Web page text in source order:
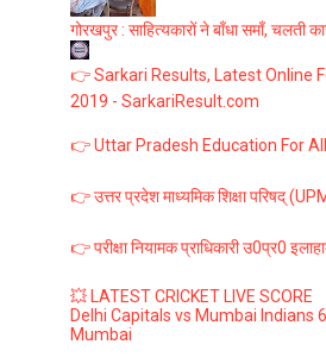
गोरखपुर : साहित्यकारों ने बाँधा समाँ, चलती
👉 Sarkari Results, Latest Online
2019 - SarkariResult.com
👉 Uttar Pradesh Education For All
👉 उत्तर प्रदेश माध्यमिक शिक्षा परिषद्
👉 परीक्षा नियामक प्राधिकारी उ0प्र0
💥 LATEST CRICKET LIVE SCORE
Delhi Capitals vs Mumbai Indians
Mumbai